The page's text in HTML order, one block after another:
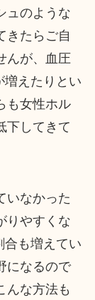
ュのような
きたらご自
んが、血圧
増えたりとい
も女性ホル
下してきて
いなかった
りやすくな
合も増えてい
になるので
んな方法も